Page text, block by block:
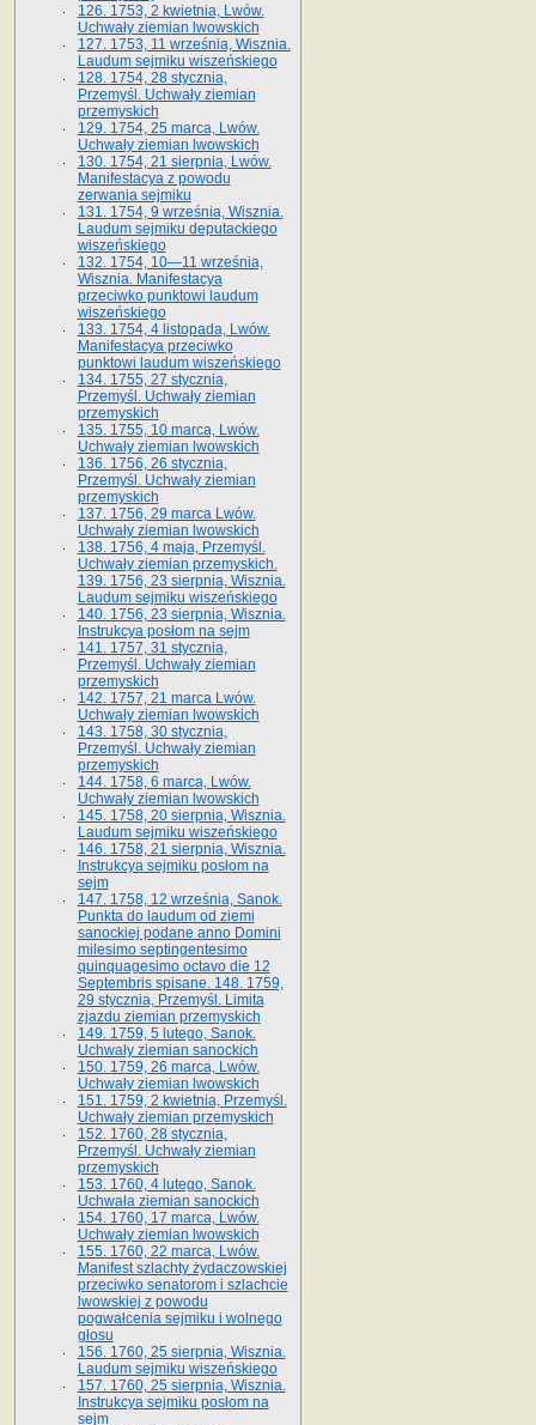
126. 1753, 2 kwietnia, Lwów.
Uchwały ziemian lwowskich
127. 1753, 11 września, Wisznia.
Laudum sejmiku wiszeńskiego
128. 1754, 28 stycznia,
Przemyśl. Uchwały ziemian
przemyskich
129. 1754, 25 marca, Lwów.
Uchwały ziemian lwowskich
130. 1754, 21 sierpnia, Lwów.
Manifestacya z powodu
zerwania sejmiku
131. 1754, 9 września, Wisznia.
Laudum sejmiku deputackiego
wiszeńskiego
132. 1754, 10—11 września,
Wisznia. Manifestacya
przeciwko punktowi laudum
wiszeńskiego
133. 1754, 4 listopada, Lwów.
Manifestacya przeciwko
punktowi laudum wiszeńskiego
134. 1755, 27 stycznia,
Przemyśl. Uchwały ziemian
przemyskich
135. 1755, 10 marca, Lwów.
Uchwały ziemian lwowskich
136. 1756, 26 stycznia,
Przemyśl. Uchwały ziemian
przemyskich
137. 1756, 29 marca Lwów.
Uchwały ziemian lwowskich
138. 1756, 4 maja, Przemyśl.
Uchwały ziemian przemyskich.
139. 1756, 23 sierpnia, Wisznia.
Laudum sejmiku wiszeńskiego
140. 1756, 23 sierpnia, Wisznia.
Instrukcya posłom na sejm
141. 1757, 31 stycznia,
Przemyśl. Uchwały ziemian
przemyskich
142. 1757, 21 marca Lwów.
Uchwały ziemian lwowskich
143. 1758, 30 stycznia,
Przemyśl. Uchwały ziemian
przemyskich
144. 1758, 6 marca, Lwów.
Uchwały ziemian lwowskich
145. 1758, 20 sierpnia, Wisznia.
Laudum sejmiku wiszeńskiego
146. 1758, 21 sierpnia, Wisznia.
Instrukcya sejmiku posłom na
sejm
147. 1758, 12 września, Sanok.
Punkta do laudum od ziemi
sanockiej podane anno Domini
milesimo septingentesimo
quinquagesimo octavo die 12
Septembris spisane. 148. 1759,
29 stycznia, Przemyśl. Limita
zjazdu ziemian przemyskich
149. 1759, 5 lutego, Sanok.
Uchwały ziemian sanockich
150. 1759, 26 marca, Lwów.
Uchwały ziemian lwowskich
151. 1759, 2 kwietnia, Przemyśl.
Uchwały ziemian przemyskich
152. 1760, 28 stycznia,
Przemyśl. Uchwały ziemian
przemyskich
153. 1760, 4 lutego, Sanok.
Uchwała ziemian sanockich
154. 1760, 17 marca, Lwów.
Uchwały ziemian lwowskich
155. 1760, 22 marca, Lwów.
Manifest szlachty żydaczowskiej
przeciwko senatorom i szlachcie
lwowskiej z po­wodu
pogwałcenia sejmiku i wolnego
głosu
156. 1760, 25 sierpnia, Wisznia.
Laudum sejmiku wiszeńskiego
157. 1760, 25 sierpnia, Wisznia.
Instrukcya sejmiku posłom na
sejm